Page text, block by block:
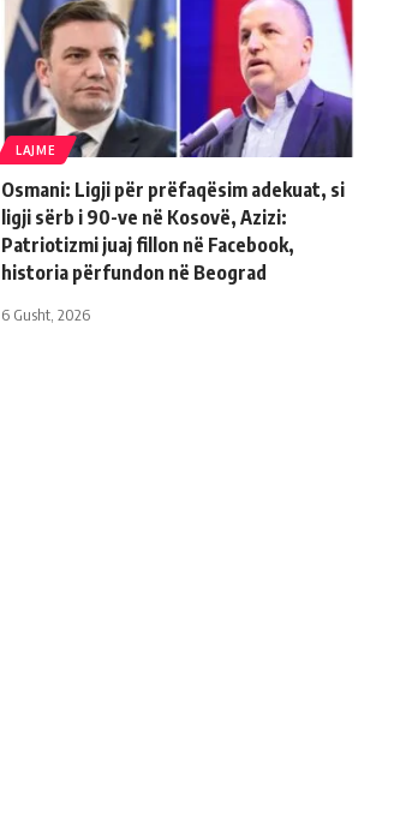
LAJME
Osmani: Ligji për prëfaqësim adekuat, si
ligji sërb i 90-ve në Kosovë, Azizi:
Patriotizmi juaj fillon në Facebook,
historia përfundon në Beograd
6 Gusht, 2026